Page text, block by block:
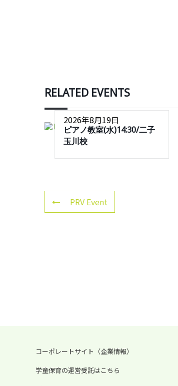
RELATED EVENTS
2026年8月19日
ピアノ教室(水)14:30/二子
玉川校
PRV Event
コーポレートサイト（企業情報）
学童保育の運営受託はこちら